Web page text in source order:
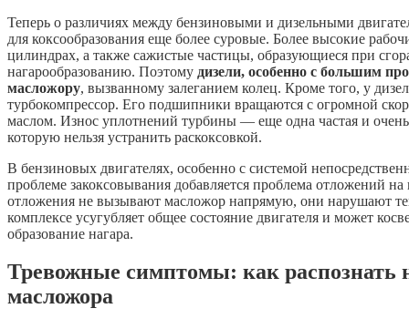
Теперь о различиях между бензиновыми и дизельными
для коксообразования еще более суровые. Более высокие
цилиндрах, а также сажистые частицы, образующиеся при
нагарообразованию. Поэтому дизели, особенно с большим
масложору, вызванному залеганием колец. Кроме того, у
турбокомпрессор. Его подшипники вращаются с огромной
маслом. Износ уплотнений турбины — еще одна частая и очень
которую нельзя устранить раскоксовкой.
В бензиновых двигателях, особенно с системой
проблеме закоксовывания добавляется проблема отложений
отложения не вызывают масложор напрямую, они нарушают
комплексе усугубляет общее состояние двигателя и может
образование нагара.
Тревожные симптомы: как распознать
масложора